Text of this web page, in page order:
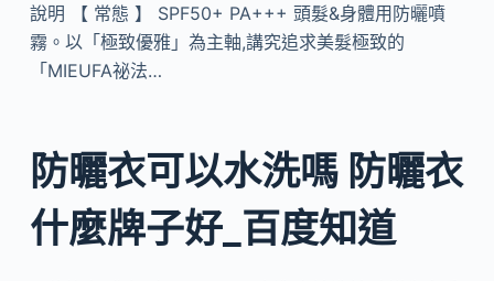
說明 【 常態 】 SPF50+ PA+++ 頭髮&身體用防曬噴
霧。以「極致優雅」為主軸,講究追求美髮極致的
「MIEUFA祕法…
防曬衣可以水洗嗎 防曬衣
什麼牌子好_百度知道